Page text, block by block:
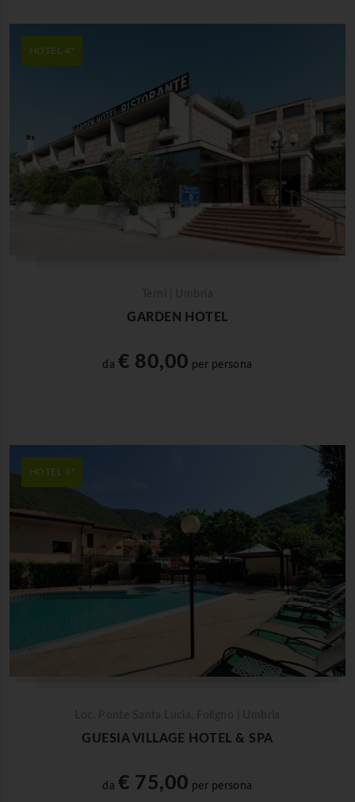
HOTEL 4*
GARDEN HOTEL
da € 80,00 per persona
HOTEL 4*
GUESIA VILLAGE HOTEL & SPA
da € 75,00 per persona